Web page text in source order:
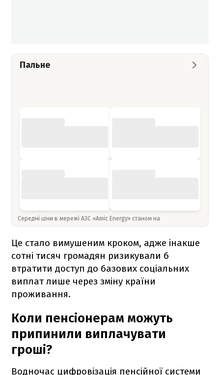
Пальне
Середні ціни в мережі АЗС «Amic Energy» станом на
Це стало вимушеним кроком, адже інакше
сотні тисяч громадян ризикували б
втратити доступ до базових соціальних
виплат лише через зміну країни
проживання.
Коли пенсіонерам можуть
припинили виплачувати
гроші?
Водночас цифровізація пенсійної системи